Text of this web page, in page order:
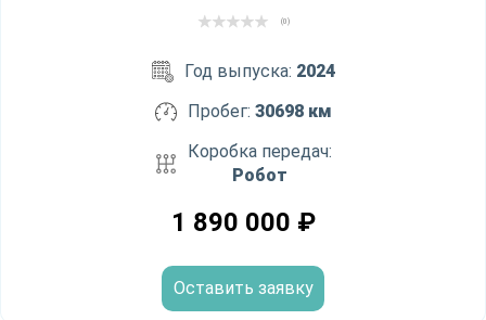
(0)
Год выпуска: 2024
Пробег: 30698 км
Коробка передач:
Робот
1 890 000 ₽
Оставить заявку